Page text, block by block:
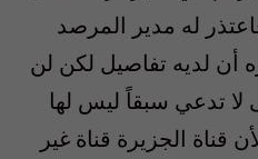
له مدير المرصد
أن لديه تفاصيل لكن لن
لا تدعي سبقاً ليس لها
قناة الجزيرة قناة غير